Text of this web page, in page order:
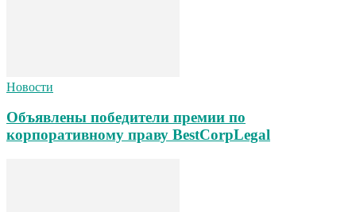
Новости
Объявлены победители премии по
корпоративному праву BestCorpLegal